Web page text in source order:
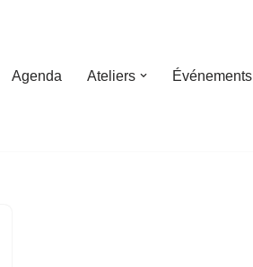
Agenda Ateliers Événements